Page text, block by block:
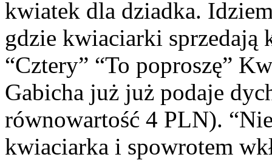
kwiatek dla dziadka.
gdzie kwiaciarki sprzedają
“Cztery” “To poproszę”
Gabicha już już podaje
równowartość 4 PLN).
kwiaciarka i spowrotem